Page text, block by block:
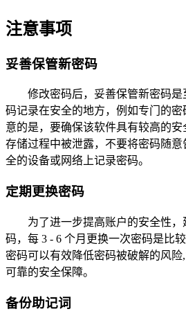
注意事项
妥善保管新密码
修改密码后，妥善保管新密码
码记录在安全的地方，例如专门的
意的是，要确保该软件具有较高的
存储过程中被泄露，不要将密码随
全的设备或网络上记录密码。
定期更换密码
为了进一步提高账户的安全性
码，每 3 - 6 个月更换一次密码是比
密码可以有效降低密码被破解的风
可靠的安全保障。
备份助记词